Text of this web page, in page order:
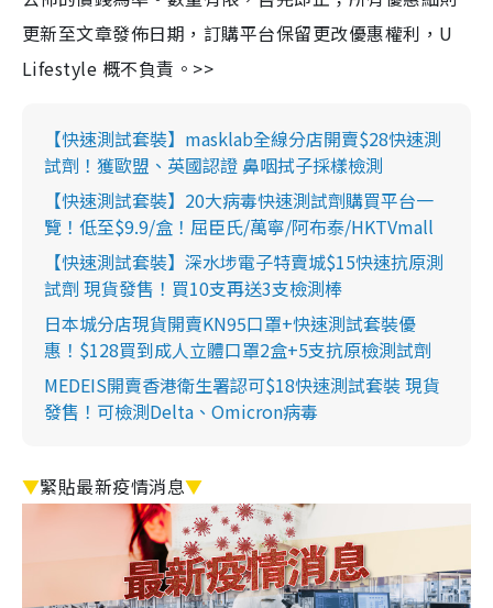
更新至文章發佈日期，訂購平台保留更改優惠權利，U
Lifestyle 概不負責。>>
【快速測試套裝】masklab全線分店開賣$28快速測
試劑！獲歐盟、英國認證 鼻咽拭子採樣檢測
【快速測試套裝】20大病毒快速測試劑購買平台一
覽！低至$9.9/盒！屈臣氏/萬寧/阿布泰/HKTVmall
【快速測試套裝】深水埗電子特賣城$15快速抗原測
試劑 現貨發售！買10支再送3支檢測棒
日本城分店現貨開賣KN95口罩+快速測試套裝優
惠！$128買到成人立體口罩2盒+5支抗原檢測試劑
MEDEIS開賣香港衛生署認可$18快速測試套裝 現貨
發售！可檢測Delta、Omicron病毒
▼緊貼最新疫情消息▼